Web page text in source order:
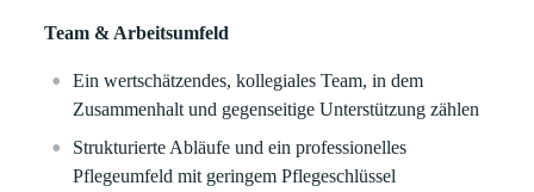
Team & Arbeitsumfeld
Ein wertschätzendes, kollegiales Team, in dem
Zusammenhalt und gegenseitige Unterstützung zählen
Strukturierte Abläufe und ein professionelles
Pflegeumfeld mit geringem Pflegeschlüssel